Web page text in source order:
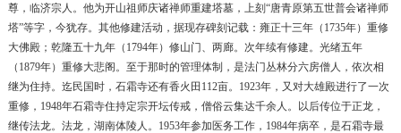
尊，临济宗人。他为开山祖师庆诸禅师重建塔墓，上刻“唐青原第五世普会诸禅师
塔”等字，今犹存。其他修建活动，据现存碑刻记载：雍正十三年（1735年）重修
大佛殿；乾隆五十九年（1794年）修山门、两廊。次年续有修建。光绪五年
（1879年）重修大悲阁。至于那时的管理体制，是法门丛林分六房僧人，依次相
继为住持。迄民国时，石霜寺还有香火田112亩。1923年，又对大雄殿进行了一次
重修，1948年石霜寺住持定宗开坛传戒，僧俗云集达千余人。以后传位于正龙，
继传法龙。法龙，湖南体陵人。1953年参加医务工作，1984年病卒，是石霜寺最